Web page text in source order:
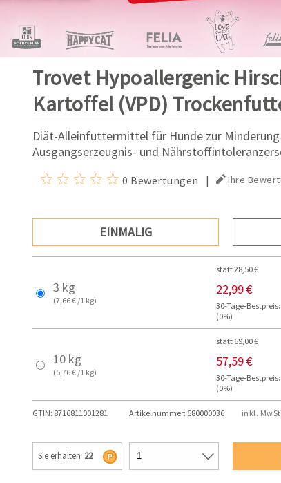
Trovet Hypoallergenic
Kartoffel (VPD)
Diät-Alleinfuttermittel für Hunde zur Minderung
Ausgangserzeugnis- und
0 Bewertungen | Ihre
EINMALIG
3 kg
(7,66 € /1 kg)
statt 28,50 €
22,99 €
30-Tage-
(0%)
10 kg
(5,76 € /1 kg)
statt 69,00 €
57,59 €
30-Tage-
(0%)
GTIN: 8716811001281 Artikelnummer: 680000036 inkl.
Sie erhalten 22